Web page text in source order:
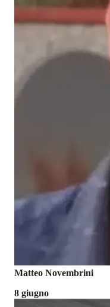
Matteo Novembrini
8 giugno